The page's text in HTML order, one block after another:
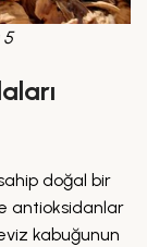
5
doğal bir
antioksidanlar
kabuğunun